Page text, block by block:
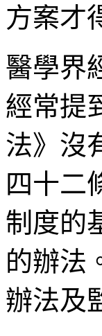
方案才
醫學界
經常提
法》沒
四十二
制度的
的辦法
辦法及